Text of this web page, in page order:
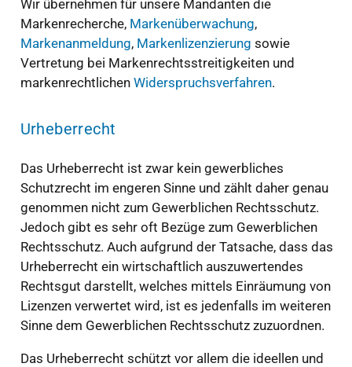
Wir übernehmen für unsere Mandanten die
Markenrecherche, Markenüberwachung,
Markenanmeldung, Markenlizenzierung sowie
Vertretung bei Markenrechtsstreitigkeiten und
markenrechtlichen Widerspruchsverfahren.
Urheberrecht
Das Urheberrecht ist zwar kein gewerbliches
Schutzrecht im engeren Sinne und zählt daher genau
genommen nicht zum Gewerblichen Rechtsschutz.
Jedoch gibt es sehr oft Bezüge zum Gewerblichen
Rechtsschutz. Auch aufgrund der Tatsache, dass das
Urheberrecht ein wirtschaftlich auszuwertendes
Rechtsgut darstellt, welches mittels Einräumung von
Lizenzen verwertet wird, ist es jedenfalls im weiteren
Sinne dem Gewerblichen Rechtsschutz zuzuordnen.
Das Urheberrecht schützt vor allem die ideellen und